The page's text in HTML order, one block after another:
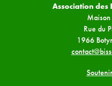
Association des
Rue du
1966